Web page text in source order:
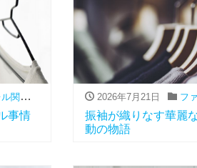
連） 振袖
事情
2026年7月21日 フ
振袖が織りなす華麗
動の物語